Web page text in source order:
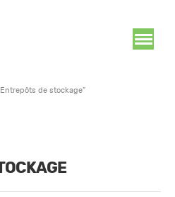
de stockage”